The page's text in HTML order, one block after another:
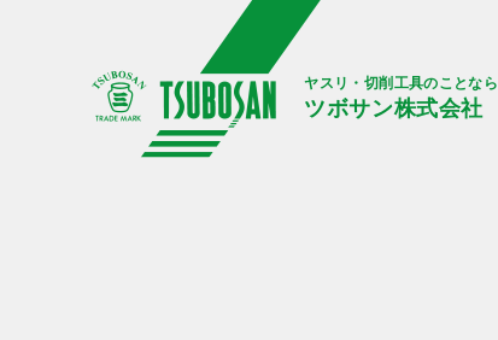
ヤスリ・切削工具のことなら
ツボサン株式会社